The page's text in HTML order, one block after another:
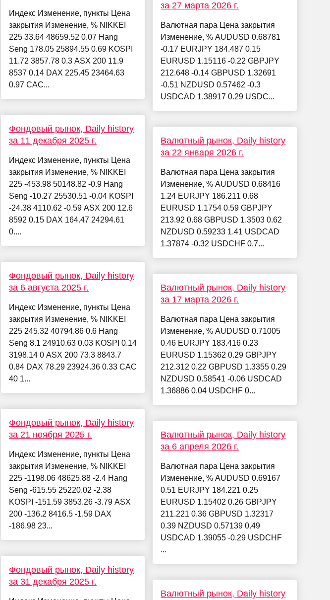
Индекс Изменение, пункты Цена
закрытия Изменение, % NIKKEI
225 33.64 48659.52 0.07 Hang
Seng 178.05 25894.55 0.69 KOSPI
11.72 3857.78 0.3 ASX 200 11.9
8537 0.14 DAX 225.45 23464.63
0.97 CAC...
Фондовый рынок, Daily history
за 11 декабря 2025 г.
Индекс Изменение, пункты Цена
закрытия Изменение, % NIKKEI
225 -453.98 50148.82 -0.9 Hang
Seng -10.27 25530.51 -0.04 KOSPI
-24.38 4110.62 -0.59 ASX 200 12.6
8592 0.15 DAX 164.47 24294.61
0....
Фондовый рынок, Daily history
за 6 августа 2025 г.
Индекс Изменение, пункты Цена
закрытия Изменение, % NIKKEI
225 245.32 40794.86 0.6 Hang
Seng 8.1 24910.63 0.03 KOSPI 0.14
3198.14 0 ASX 200 73.3 8843.7
0.84 DAX 78.29 23924.36 0.33 CAC
40 1...
Фондовый рынок, Daily history
за 21 ноября 2025 г.
Индекс Изменение, пункты Цена
закрытия Изменение, % NIKKEI
225 -1198.06 48625.88 -2.4 Hang
Seng -615.55 25220.02 -2.38
KOSPI -151.59 3853.26 -3.79 ASX
200 -136.2 8416.5 -1.59 DAX
-186.98 23...
Фондовый рынок, Daily history
за 31 декабря 2025 г.
за 27 марта 2026 г.
Валютная пара Цена закрытия
Изменение, % AUDUSD 0.68781
-0.17 EURJPY 184.487 0.15
EURUSD 1.15116 -0.22 GBPJPY
212.648 -0.14 GBPUSD 1.32691
-0.51 NZDUSD 0.57462 -0.3
USDCAD 1.38917 0.29 USDC...
Валютный рынок, Daily history
за 22 января 2026 г.
Валютная пара Цена закрытия
Изменение, % AUDUSD 0.68416
1.24 EURJPY 186.211 0.68
EURUSD 1.1754 0.59 GBPJPY
213.92 0.68 GBPUSD 1.3503 0.62
NZDUSD 0.59233 1.41 USDCAD
1.37874 -0.32 USDCHF 0.7...
Валютный рынок, Daily history
за 17 марта 2026 г.
Валютная пара Цена закрытия
Изменение, % AUDUSD 0.71005
0.46 EURJPY 183.416 0.23
EURUSD 1.15362 0.29 GBPJPY
212.312 0.22 GBPUSD 1.3355 0.29
NZDUSD 0.58541 -0.06 USDCAD
1.36886 0.04 USDCHF 0...
Валютный рынок, Daily history
за 6 апреля 2026 г.
Валютная пара Цена закрытия
Изменение, % AUDUSD 0.69167
0.51 EURJPY 184.221 0.25
EURUSD 1.15402 0.26 GBPJPY
211.221 0.36 GBPUSD 1.32317
0.39 NZDUSD 0.57139 0.49
USDCAD 1.39055 -0.29 USDCHF
...
Валютный рынок, Daily history